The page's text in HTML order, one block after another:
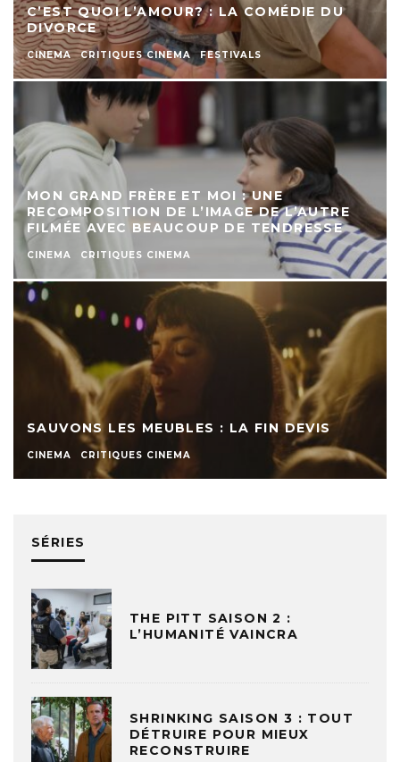
C’EST QUOI L’AMOUR? : LA COMÉDIE DU
DIVORCE
CINEMA CRITIQUES CINEMA FESTIVALS
MON GRAND FRÈRE ET MOI : UNE
RECOMPOSITION DE L’IMAGE DE L’AUTRE
FILMÉE AVEC BEAUCOUP DE TENDRESSE
CINEMA CRITIQUES CINEMA
SAUVONS LES MEUBLES : LA FIN DEVIS
CINEMA CRITIQUES CINEMA
SÉRIES
THE PITT SAISON 2 :
L’HUMANITÉ VAINCRA
SHRINKING SAISON 3 : TOUT
DÉTRUIRE POUR MIEUX
RECONSTRUIRE